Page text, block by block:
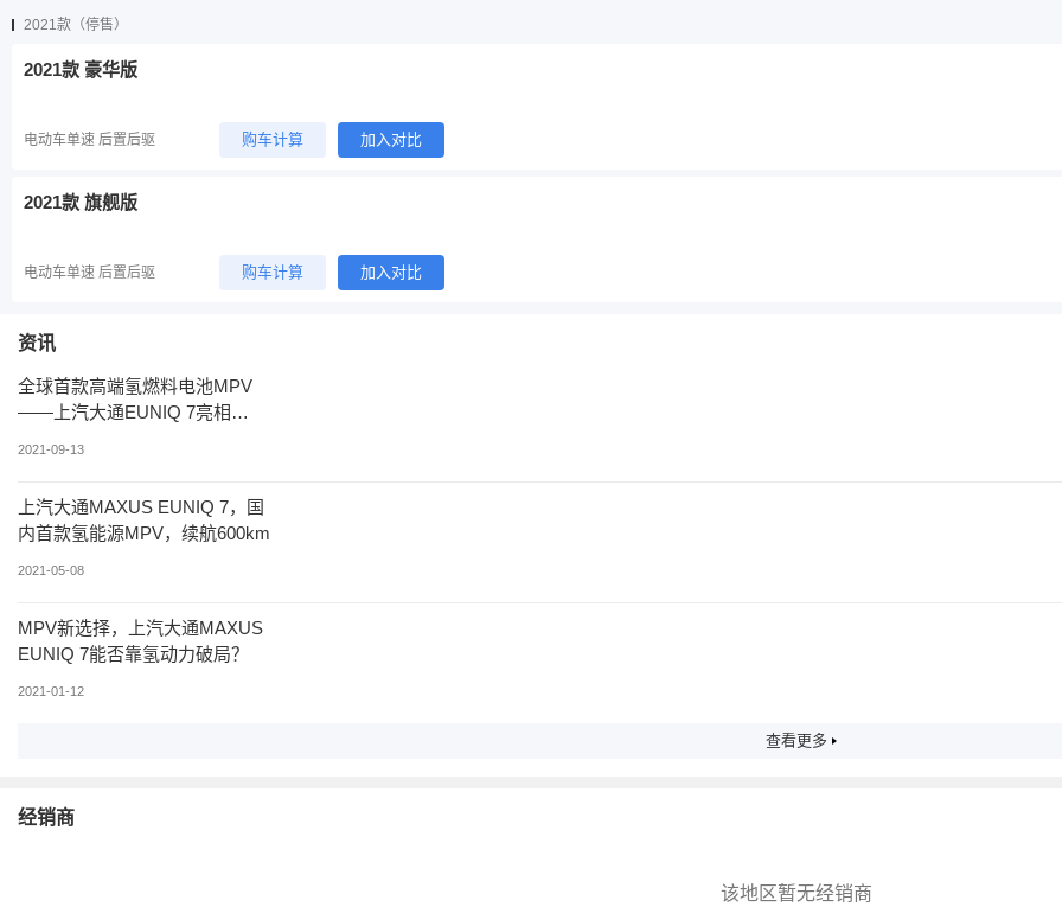
2021款（停售）
2021款 豪华版
电动车单速 后置后驱 购车计算 加入对比
2021款 旗舰版
电动车单速 后置后驱 购车计算 加入对比
资讯
全球首款高端氢燃料电池MPV
——上汽大通EUNIQ 7亮相
2021-09-13
上汽大通MAXUS EUNIQ 7，国
内首款氢能源MPV，续航600km
2021-05-08
MPV新选择，上汽大通MAXUS
EUNIQ 7能否靠氢动力破局？
2021-01-12
查看更多
经销商
该地区暂无经销商